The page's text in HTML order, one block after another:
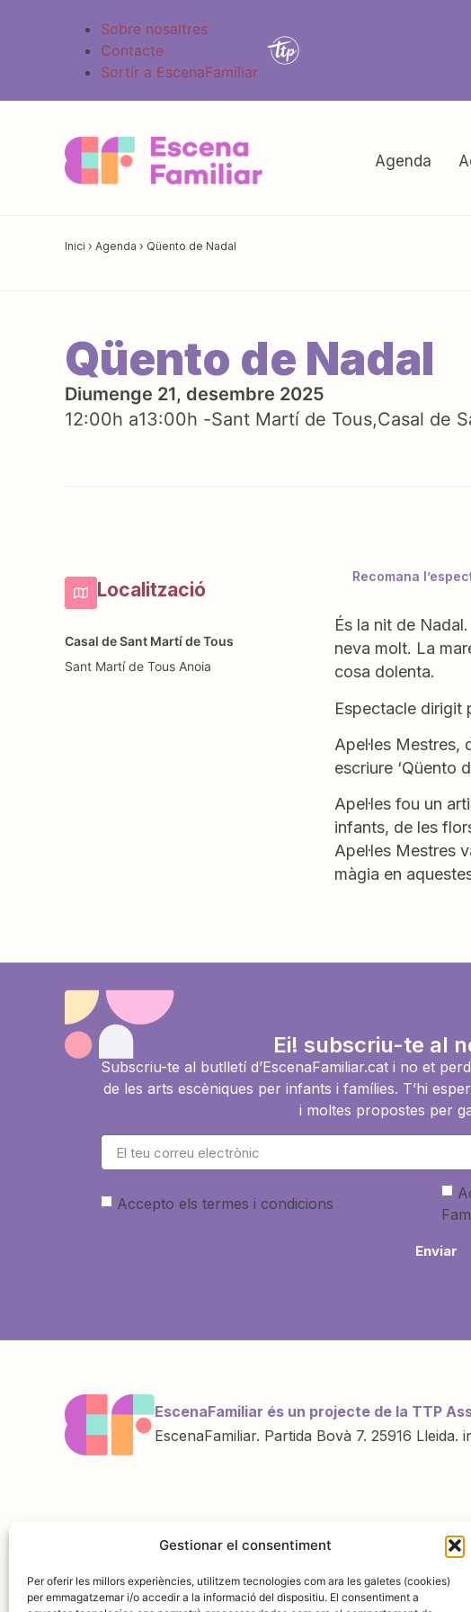
Gestionar el consentiment
Per oferir les millors experiències, utilitzem tecnologies com ara les galetes (cookies)
per emmagatzemar i/o accedir a la informació del dispositiu. El consentiment a
Sobre nosaltres
Contacte
Sortir a EscenaFamiliar
Agenda
Inici › Agenda › Qüento de Nadal
Qüento de Nadal
Diumenge 21, desembre 2025
12:00h a13:00h -Sant Martí de Tous Casal de
Localització
Casal de Sant Martí de Tous
Sant Martí de Tous Anoia
Recomana
És la nit de
neva molt. La
cosa dolenta.
Espectacle dirigit
Apel·les
escriure ‘Qüento
Apel·les fou un
infants, de les
Apel·les Mestres
màgia en
Ei! subscriu-te al
Subscriu-te al butlletí d’EscenaFamiliar.cat i no et
de les arts escèniques per infants i famílies. T’hi
i moltes propostes per
Accepto els termes i condicions
Enviar
EscenaFamiliar és un projecte de la TTP
EscenaFamiliar. Partida Bovà 7. 25916 Lleida.
Amb la col·laboració de: